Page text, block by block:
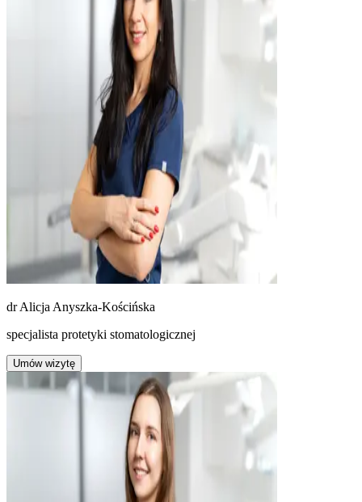
drAlicja Anyszka-Kościńska
specjalista protetyki stomatologicznej
Umów wizytę